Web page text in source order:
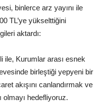
binlerce arz yayını ile
TL’ye yükselttiğini
aktardı:
ile, Kurumlar arası esnek
birleştiği yepyeni bir
akışını canlandırmak ve
hedefliyoruz.